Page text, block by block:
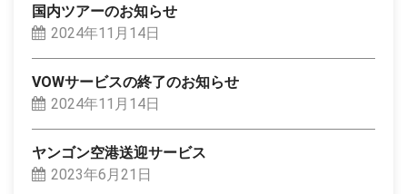
国内ツアーのお知らせ
2024年11月14日
VOWサービスの終了のお知らせ
2024年11月14日
ヤンゴン空港送迎サービス
2023年6月21日